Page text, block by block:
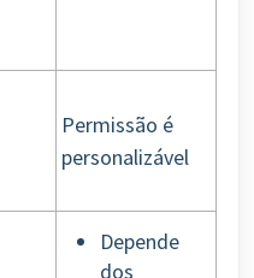
Permissão é
personalizável
Depende
dos